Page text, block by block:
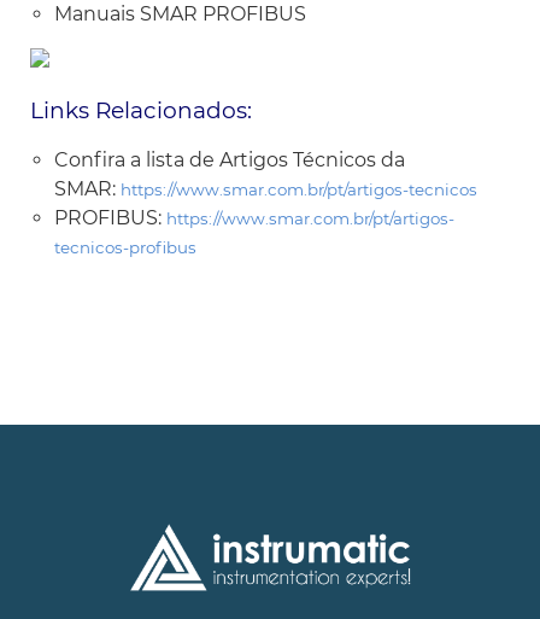
Manuais SMAR PROFIBUS
Links Relacionados:
Confira a lista de Artigos Técnicos da
SMAR: https://www.smar.com.br/pt/artigos-tecnicos
PROFIBUS: https://www.smar.com.br/pt/artigos-
tecnicos-profibus